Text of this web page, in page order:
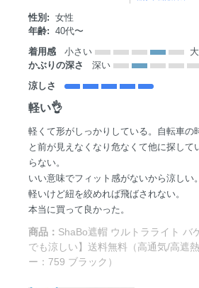
性別: 女性
年齢: 40代〜
着用感
小さい
かぶりの深さ
深い
涼しさ
軽い👌
軽くて形がしっかりしている。自転車の
と前が見えなくなり危なくて他に探して
らない。
いい意味でフィット感がないから涼しい
軽いけど紐を絞めれば飛ばされない。
本当に買って良かった。
商品： ShaBo遮帽 ウルトラライト バ
でも涼しい】送料無料（高通気/高遮
ー：759 ブラック）